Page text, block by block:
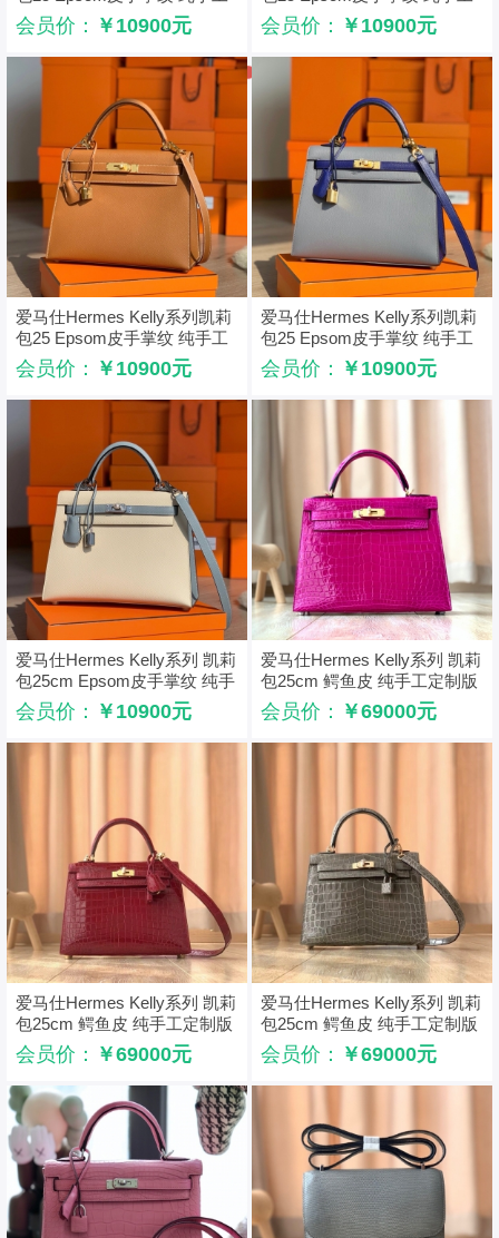
定制版 大象灰
会员价： ￥10900元
定制版 锦葵紫
会员价： ￥10900元
爱马仕Hermes Kelly系列凯莉
包25 Epsom皮手掌纹 纯手工
定制版 棕色
会员价： ￥10900元
爱马仕Hermes Kelly系列凯莉
包25 Epsom皮手掌纹 纯手工
定制版 玛瑙灰
会员价： ￥10900元
爱马仕Hermes Kelly系列 凯莉
包25cm Epsom皮手掌纹 纯手
工定制版 奶昔白
会员价： ￥10900元
爱马仕Hermes Kelly系列 凯莉
包25cm 鳄鱼皮 纯手工定制版
夜谭紫
会员价： ￥69000元
爱马仕Hermes Kelly系列 凯莉
包25cm 鳄鱼皮 纯手工定制版
石榴红
会员价： ￥69000元
爱马仕Hermes Kelly系列 凯莉
包25cm 鳄鱼皮 纯手工定制版
斑鸠灰
会员价： ￥69000元